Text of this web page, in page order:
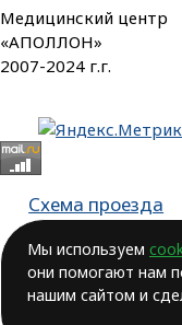
Медицинский центр
«АПОЛЛОН»
2007-2024 г.г.
Схема проезда
Лицензия № ЛО-74-01-
Мы используем
они помогают нам
нашим сайтом и